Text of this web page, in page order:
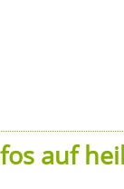
auf